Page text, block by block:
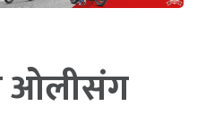
ओलीसंग